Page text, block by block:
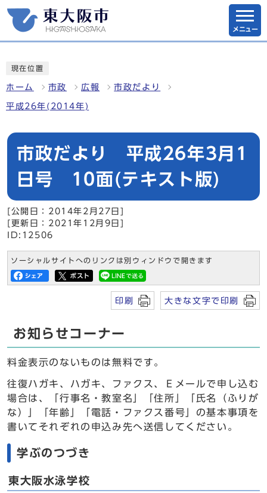
メニュー
現在位置
ホーム 市政 広報 市政だより
平成26年(2014年)
市政だより 平成26年3月1
日号 10面(テキスト版)
[公開日：2014年2月27日]
[更新日：2021年12月9日]
ID:12506
ソーシャルサイトへのリンクは別ウィンドウで開きます
印刷 大きな文字で印刷
お知らせコーナー
料金表示のないものは無料です。
往復ハガキ、ハガキ、ファクス、Ｅメールで申し込む
場合は、「行事名・教室名」「住所」「氏名（ふりが
な）」「年齢」「電話・ファクス番号」の基本事項を
書いてそれぞれの申込み先へ送信してください。
学ぶのつづき
東大阪水泳学校